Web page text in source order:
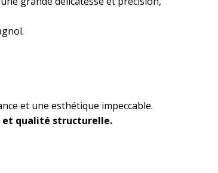
et une esthétique impeccable.
et qualité structurelle.